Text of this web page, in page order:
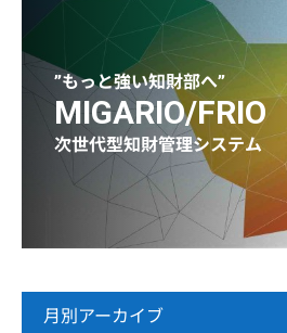
”もっと強い知財部へ”
MIGARIO/FRIO
次世代型知財管理システム
月別アーカイブ